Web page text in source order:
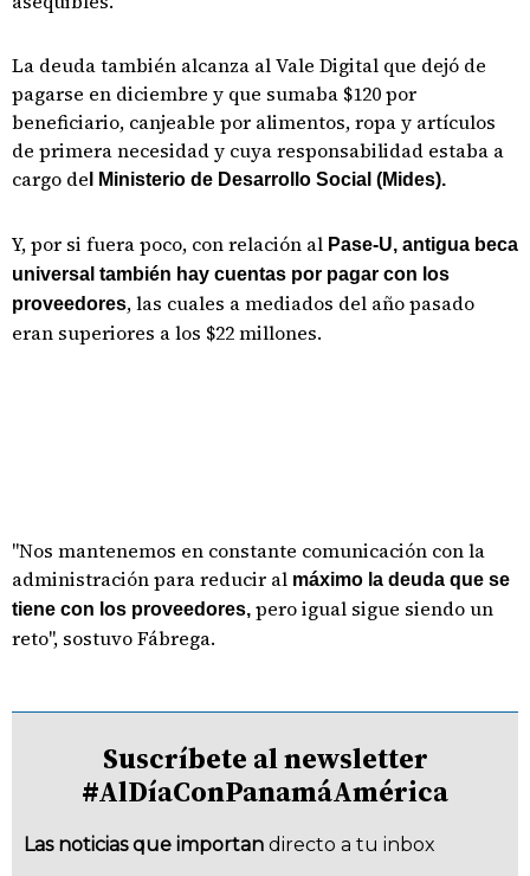
La deuda también alcanza al Vale Digital que dejó de
pagarse en diciembre y que sumaba $120 por
beneficiario, canjeable por alimentos, ropa y artículos
de primera necesidad y cuya responsabilidad estaba a
cargo de l Ministerio de Desarrollo Social (Mides).
Y, por si fuera poco, con relación al Pase-U, antigua beca
universal también hay cuentas por pagar con los
proveedores, las cuales a mediados del año pasado
eran superiores a los $22 millones.
"Nos mantenemos en constante comunicación con la
administración para reducir al máximo la deuda que se
tiene con los proveedores, pero igual sigue siendo un
reto", sostuvo Fábrega.
Suscríbete al newsletter
#AlDíaConPanamáAmérica
Las noticias que importan directo a tu inbox